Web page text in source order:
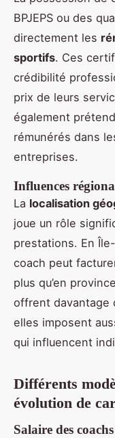
BPJEPS ou des
directement les
sportifs. Ces
crédibilité
prix de leurs
également
rémunérés dans
entreprises.
Influences
La localisation
joue un rôle
prestations. En
coach peut
plus qu’en
offrent davantage
elles imposent
qui influencent
Différents
évolution de
Salaire des